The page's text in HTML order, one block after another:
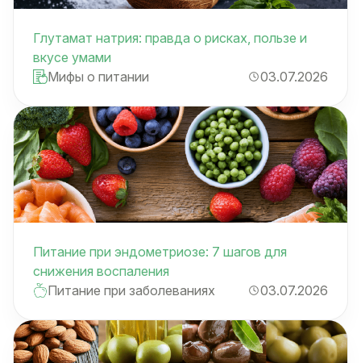
Глутамат натрия: правда о рисках, пользе и
вкусе умами
Мифы о питании
03.07.2026
Питание при эндометриозе: 7 шагов для
снижения воспаления
Питание при заболеваниях
03.07.2026